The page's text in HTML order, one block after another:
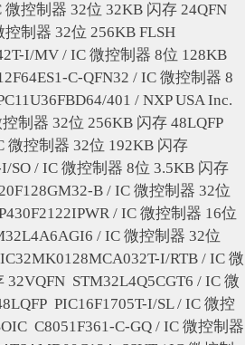
微控制器 32位 32KB 闪存 24QFN
制器 32位 256KB FLSH
I/MV / IC 微控制器 8位 128KB
C-QFN32 / IC 微控制器 8
401 / NXP USA Inc.
制器 32位 256KB 闪存 48LQFP
微控制器 32位 192KB 闪存
SO / IC 微控制器 8位 3.5KB 闪存
B / IC 微控制器 32位
/ IC 微控制器 16位
/ IC 微控制器 32位
I/RTB / IC 微
32VQFN STM32L4Q5CGT6 / IC 微
PIC16F1705T-I/SL / IC 微控
C8051F361-C-GQ / IC 微控制器